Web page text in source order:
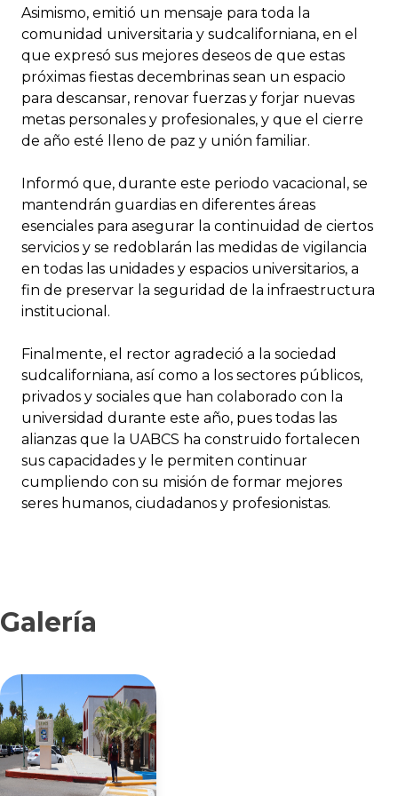
Asimismo, emitió un mensaje para toda la
comunidad universitaria y sudcaliforniana, en el
que expresó sus mejores deseos de que estas
próximas fiestas decembrinas sean un espacio
para descansar, renovar fuerzas y forjar nuevas
metas personales y profesionales, y que el cierre
de año esté lleno de paz y unión familiar.
Informó que, durante este periodo vacacional, se
mantendrán guardias en diferentes áreas
esenciales para asegurar la continuidad de ciertos
servicios y se redoblarán las medidas de vigilancia
en todas las unidades y espacios universitarios, a
fin de preservar la seguridad de la infraestructura
institucional.
Finalmente, el rector agradeció a la sociedad
sudcaliforniana, así como a los sectores públicos,
privados y sociales que han colaborado con la
universidad durante este año, pues todas las
alianzas que la UABCS ha construido fortalecen
sus capacidades y le permiten continuar
cumpliendo con su misión de formar mejores
seres humanos, ciudadanos y profesionistas.
Galería